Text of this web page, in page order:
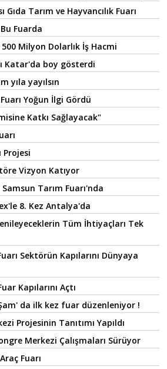
Gıda Tarım ve Hayvancılık Fuarı
Fuarda
Milyon Dolarlık İş Hacmi
Katar'da boy gösterdi
yıla yayılsın
Yoğun İlgi Gördü
Katkı Sağlayacak"
Projesi
Vizyon Katıyor
Tarım Fuarı'nda
8. Kez Antalya'da
Tüm İhtiyaçları Tek
Sektörün Kapılarını Dünyaya
Kapılarını Açtı
da ilk kez fuar düzenleniyor !
Projesinin Tanıtımı Yapıldı
Merkezi Çalışmaları Sürüyor
Fuarı